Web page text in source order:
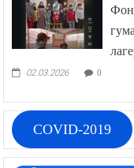
02.03.2026 0
COVID-2019